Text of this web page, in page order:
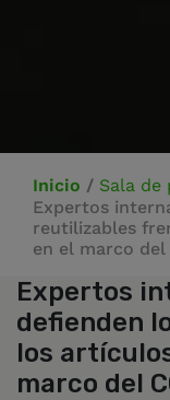
Inicio / Sala de
Expertos
reutilizables
en el marco del
Expertos
defienden
los
marco del